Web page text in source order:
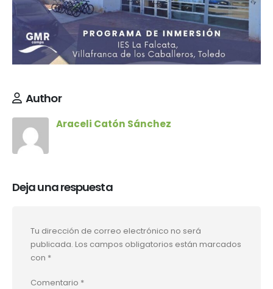
Author
Araceli Catón Sánchez
Deja una respuesta
Tu dirección de correo electrónico no será
publicada. Los campos obligatorios están marcados
con *
Comentario *